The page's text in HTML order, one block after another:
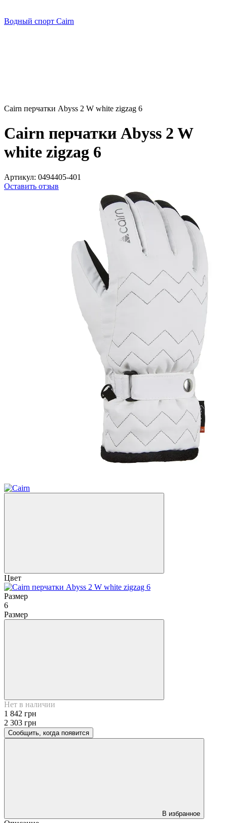
Водный спорт Cairn
Cairn перчатки Abyss 2 W white zigzag 6
Cairn перчатки Abyss 2 W
white zigzag 6
Артикул: 0494405-401
Оставить отзыв
Цвет
Размер
6
Размер
Нет в наличии
1 842 грн
2 303 грн
Сообщить, когда появится
В избранное